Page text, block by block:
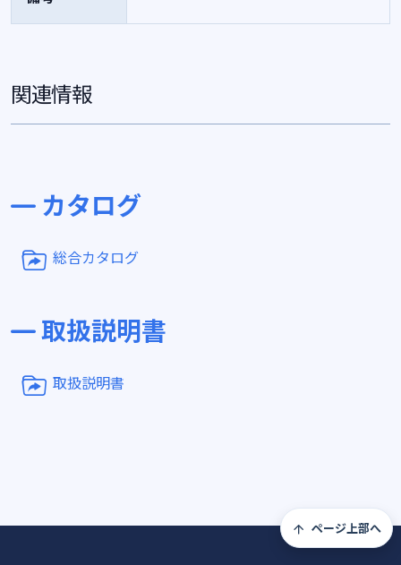
関連情報
カタログ
総合カタログ
取扱説明書
取扱説明書
ページ上部へ